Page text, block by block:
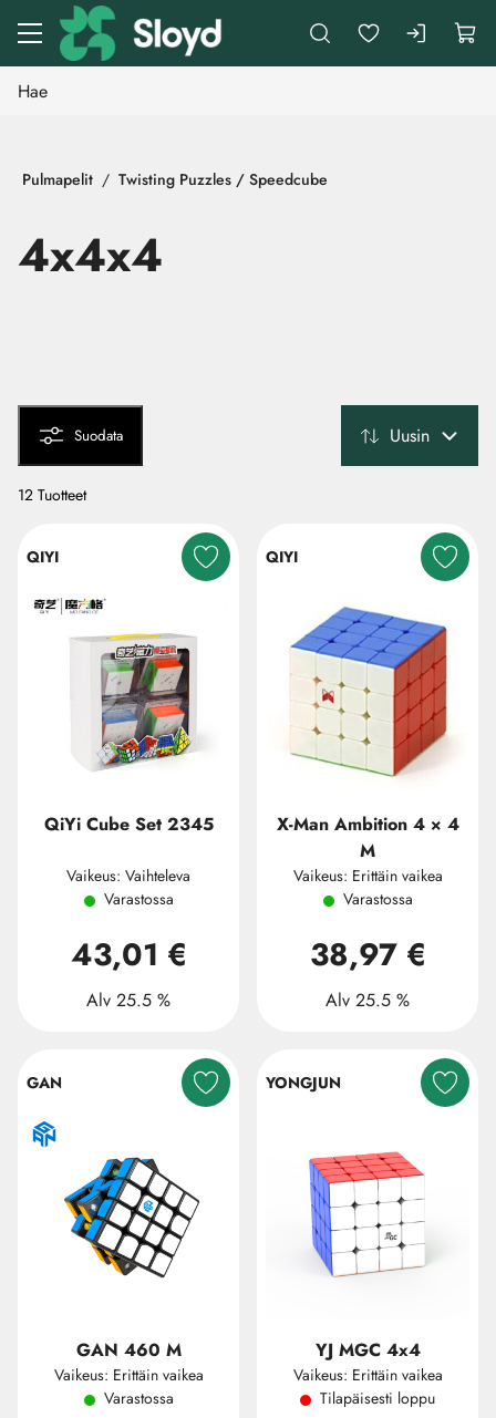
Siirry pääsisältöön
Pulmapelit Twisting Puzzles / Speedcube
4x4x4
Suodata Uusin
12 Tuotteet
QIYI
QiYi Cube Set 2345
Vaikeus: Vaihteleva
Varastossa
43,01 €
Alv 25.5 %
QIYI
X-Man Ambition 4 × 4
M
Vaikeus: Erittäin vaikea
Varastossa
38,97 €
Alv 25.5 %
GAN
GAN 460 M
Vaikeus: Erittäin vaikea
Varastossa
YONGJUN
YJ MGC 4x4
Vaikeus: Erittäin vaikea
Tilapäisesti loppu